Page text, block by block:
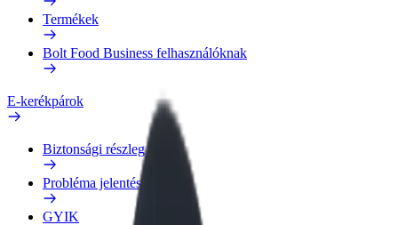
Termékek
Bolt Food Business felhasználóknak
E-kerékpárok
Biztonsági részleg
Probléma jelentése
GYIK